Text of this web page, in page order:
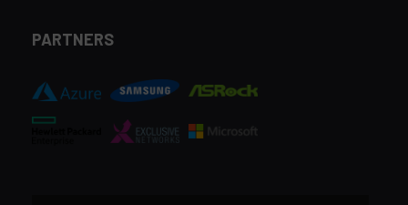
PARTNERS